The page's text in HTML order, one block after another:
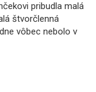
pribudla malá
štvorčlenná
vôbec nebolo v